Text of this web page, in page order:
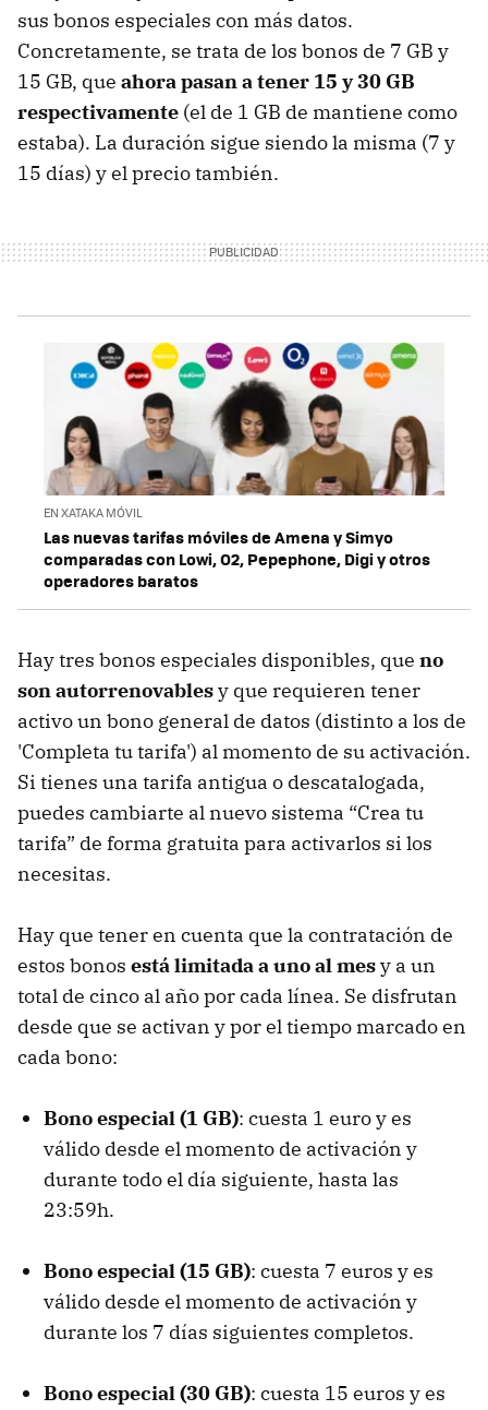
sus bonos especiales con más datos.
Concretamente, se trata de los bonos de 7 GB y
15 GB, que ahora pasan a tener 15 y 30 GB
respectivamente (el de 1 GB de mantiene como
estaba). La duración sigue siendo la misma (7 y
15 días) y el precio también.
EN XATAKA MÓVIL
Las nuevas tarifas móviles de Amena y Simyo
comparadas con Lowi, O2, Pepephone, Digi y otros
operadores baratos
Hay tres bonos especiales disponibles, que no
son autorrenovablesy que requieren tener
activo un bono general de datos (distinto a los de
'Completa tu tarifa') al momento de su activación.
Si tienes una tarifa antigua o descatalogada,
puedes cambiarte al nuevo sistema “Crea tu
tarifa” de forma gratuita para activarlos si los
necesitas.
Hay que tener en cuenta que la contratación de
estos bonos está limitada a uno al mesy a un
total de cinco al año por cada línea. Se disfrutan
desde que se activan y por el tiempo marcado en
cada bono:
Bono especial (1 GB): cuesta 1 euro y es
válido desde el momento de activación y
durante todo el día siguiente, hasta las
23:59h.
Bono especial (15 GB): cuesta 7 euros y es
válido desde el momento de activación y
durante los 7 días siguientes completos.
Bono especial (30 GB): cuesta 15 euros y es